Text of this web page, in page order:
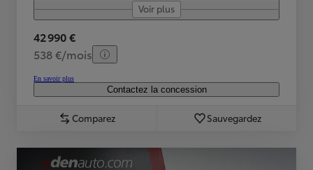
Voir plus
42 990 €
538 €/mois
En savoir plus
Contactez la concession
Comparez Sauvegardez